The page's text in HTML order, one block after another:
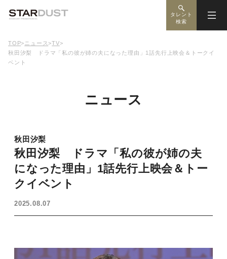
タレント
検索
TOP> ニュース>TV>
秋田汐梨 ドラマ「私の彼が姉の夫になった理由」1話先行上映会＆トークイ
ベント
ニュース
秋田汐梨
秋田汐梨 ドラマ「私の彼が姉の夫
になった理由」1話先行上映会＆トー
クイベント
2025.08.07